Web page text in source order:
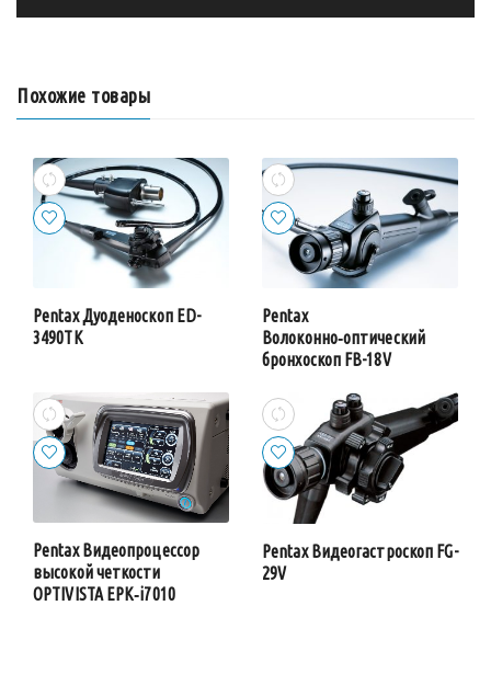
Похожие товары
Pentax Дуоденоскоп ED-
3490TK
Pentax
Волоконно‑оптический
бронхоскоп FB-18V
Pentax Видеопроцессор
высокой четкости
OPTIVISTA EPK‑i7010
Pentax Видеогастроскоп FG-
29V